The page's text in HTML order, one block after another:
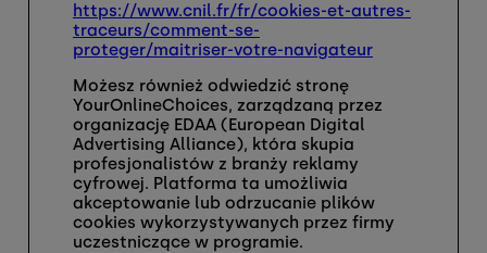
https://www.cnil.fr/fr/cookies-et-autres-
traceurs/comment-se-
proteger/maitriser-votre-navigateur
Możesz również odwiedzić stronę
YourOnlineChoices, zarządzaną przez
organizację EDAA (European Digital
Advertising Alliance), która skupia
profesjonalistów z branży reklamy
cyfrowej. Platforma ta umożliwia
akceptowanie lub odrzucanie plików
cookies wykorzystywanych przez firmy
uczestniczące w programie.